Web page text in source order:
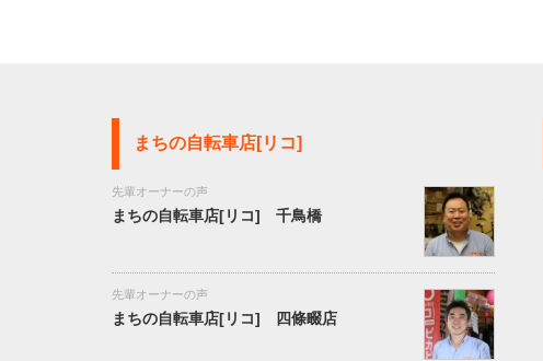
まちの自転車店[リコ]
先輩オーナーの声
まちの自転車店[リコ] 千鳥橋
先輩オーナーの声
まちの自転車店[リコ] 四條畷店